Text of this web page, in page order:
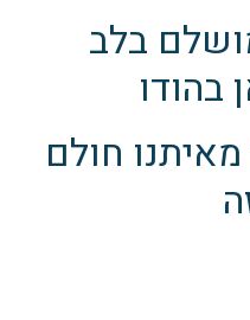
בלב
בהודו
חולם